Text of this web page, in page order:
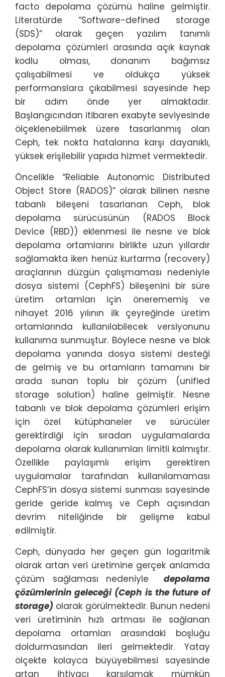
facto depolama çözümü haline gelmiştir.
Literatürde “Software-defined storage
(SDS)” olarak geçen yazılım tanımlı
depolama çözümleri arasında açık kaynak
kodlu olması, donanım bağımsız
çalışabilmesi ve oldukça yüksek
performanslara çıkabilmesi sayesinde hep
bir adım önde yer almaktadır.
Başlangıcından itibaren exabyte seviyesinde
ölçeklenebiilmek üzere tasarlanmış olan
Ceph, tek nokta hatalarına karşı dayanıklı,
yüksek erişilebilir yapıda hizmet vermektedir.
Öncelikle “Reliable Autonomic Distributed
Object Store (RADOS)” olarak bilinen nesne
tabanlı bileşeni tasarlanan Ceph, blok
depolama sürücüsünün (RADOS Block
Device (RBD)) eklenmesi ile nesne ve blok
depolama ortamlarını birlikte uzun yıllardır
sağlamakta iken henüz kurtarma (recovery)
araçlarının düzgün çalışmaması nedeniyle
dosya sistemi (CephFS) bileşenini bir süre
üretim ortamları için önerememiş ve
nihayet 2016 yılının ilk çeyreğinde üretim
ortamlarında kullanılabilecek versiyonunu
kullanıma sunmuştur. Böylece nesne ve blok
depolama yanında dosya sistemi desteği
de gelmiş ve bu ortamların tamamını bir
arada sunan toplu bir çözüm (unified
storage solution) haline gelmiştir. Nesne
tabanlı ve blok depolama çözümleri erişim
için özel kütüphaneler ve sürücüler
gerektirdiği için sıradan uygulamalarda
depolama olarak kullanımları limitli kalmıştır.
Özellikle paylaşımlı erişim gerektiren
uygulamalar tarafından kullanılamaması
CephFS’in dosya sistemi sunması sayesinde
geride geride kalmış ve Ceph açısından
devrim niteliğinde bir gelişme kabul
edilmiştir.
Ceph, dünyada her geçen gün logaritmik
olarak artan veri üretimine gerçek anlamda
çözüm sağlaması nedeniyle
depolama
çözümlerinin geleceği (Ceph is the future of
storage) olarak görülmektedir. Bunun nedeni
veri üretiminin hızlı artması ile sağlanan
depolama ortamları arasındaki boşluğu
doldurmasından ileri gelmektedir. Yatay
ölçekte kolayca büyüyebilmesi sayesinde
artan ihtiyacı karşılamak mümkün